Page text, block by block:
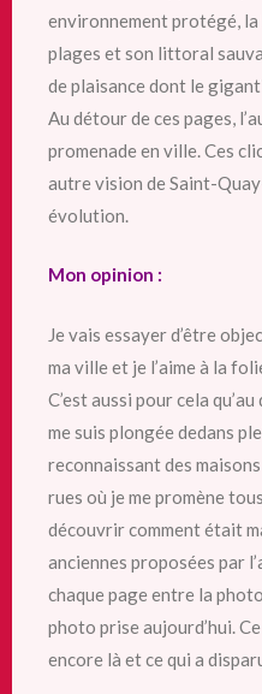
environnement protégé, la
plages et son littoral
de plaisance dont le
Au détour de ces pages,
promenade en ville. Ces
autre vision de Saint-
évolution.
Mon opinion :
Je vais essayer d’être
ma ville et je l’aime à la
C’est aussi pour cela
me suis plongée dedans
reconnaissant des maisons
rues où je me promène
découvrir comment était
anciennes proposées par
chaque page entre la
photo prise aujourd’hui.
encore là et ce qui a